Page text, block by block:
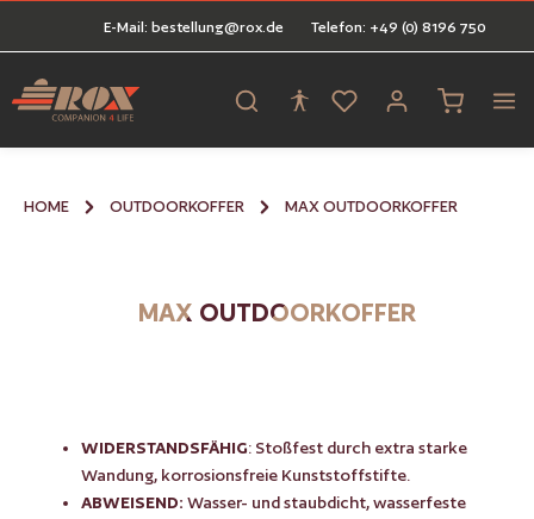
springenE-Mail: bestellung@rox.de Telefon: +49 (0) 8196 750
HOME OUTDOORKOFFER MAX OUTDOORKOFFER
MAX OUTDOORKOFFER
WIDERSTANDSFÄHIG: Stoßfest durch extra starke
Wandung, korrosionsfreie Kunststoffstifte.
ABWEISEND: Wasser- und staubdicht, wasserfeste